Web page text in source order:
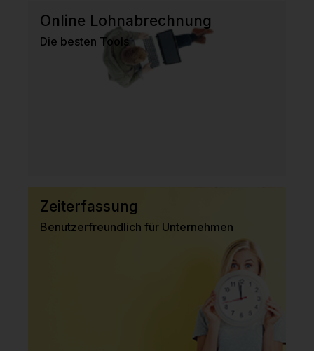
Online Lohnabrechnung
Die besten Tools
Zeiterfassung
Benutzerfreundlich für Unternehmen